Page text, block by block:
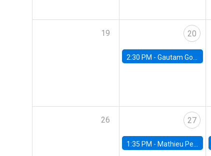
19 20
2:30 PM - Gautam Gowrisankaran, Columbia University
26 27
1:35 PM - Mathieu Pedemonte, IDB